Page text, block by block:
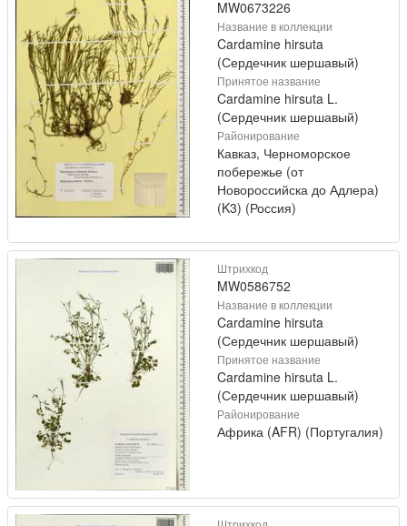
MW0673226
Название в коллекции
Cardamine hirsuta
(Сердечник шершавый)
Принятое название
Cardamine hirsuta L.
(Сердечник шершавый)
Районирование
Кавказ, Черноморское
побережье (от
Новороссийска до Адлера)
(K3) (Россия)
Штрихкод
MW0586752
Название в коллекции
Cardamine hirsuta
(Сердечник шершавый)
Принятое название
Cardamine hirsuta L.
(Сердечник шершавый)
Районирование
Африка (AFR) (Португалия)